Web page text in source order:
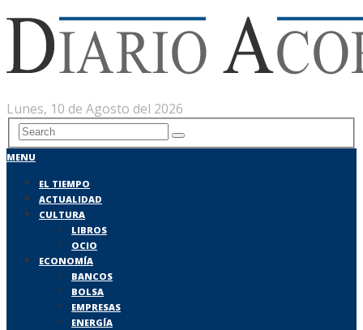
Lunes, 10 de Agosto del 2026
MENU
EL TIEMPO
ACTUALIDAD
CULTURA
LIBROS
OCIO
ECONOMÍA
BANCOS
BOLSA
EMPRESAS
ENERGÍA